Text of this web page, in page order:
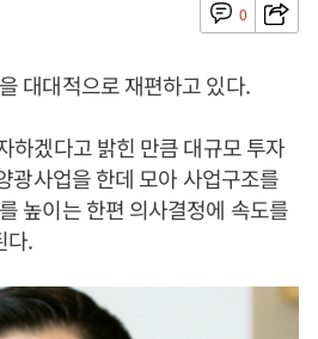
0
대대적으로 재편하고 있다.
하겠다고 밝힌 만큼 대규모 투자
광사업을 한데 모아 사업구조를
높이는 한편 의사결정에 속도를
다.